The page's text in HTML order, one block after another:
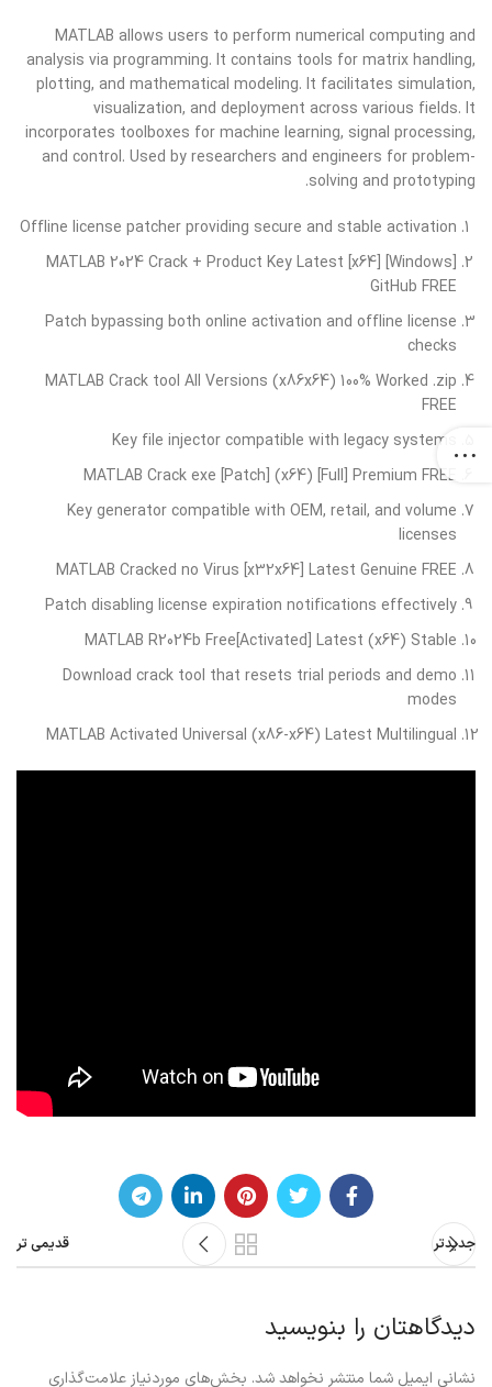
MATLAB allows users to perform numerical computing and
analysis via programming. It contains tools for matrix handling,
plotting, and mathematical modeling. It facilitates simulation,
visualization, and deployment across various fields. It
incorporates toolboxes for machine learning, signal processing,
and control. Used by researchers and engineers for problem-
solving and prototyping.
Offline license patcher providing secure and stable activation
MATLAB 2024 Crack + Product Key Latest [x64] [Windows]
GitHub FREE
Patch bypassing both online activation and offline license
checks
MATLAB Crack tool All Versions (x86x64) 100% Worked .zip
FREE
Key file injector compatible with legacy systems
MATLAB Crack exe [Patch] (x64) [Full] Premium FREE
Key generator compatible with OEM, retail, and volume
licenses
MATLAB Cracked no Virus [x32x64] Latest Genuine FREE
Patch disabling license expiration notifications effectively
MATLAB R2024b Free[Activated] Latest (x64) Stable
Download crack tool that resets trial periods and demo
modes
MATLAB Activated Universal (x86-x64) Latest Multilingual
جدیدتر قدیمی تر
دیدگاهتان را بنویسید
نشانی ایمیل شما منتشر نخواهد شد. بخش‌های موردنیاز علامت‌گذاری